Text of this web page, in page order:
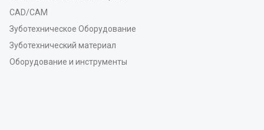
CAD/CAM
Зуботехническое Оборудование
Зуботехнический материал
Оборудование и инструменты